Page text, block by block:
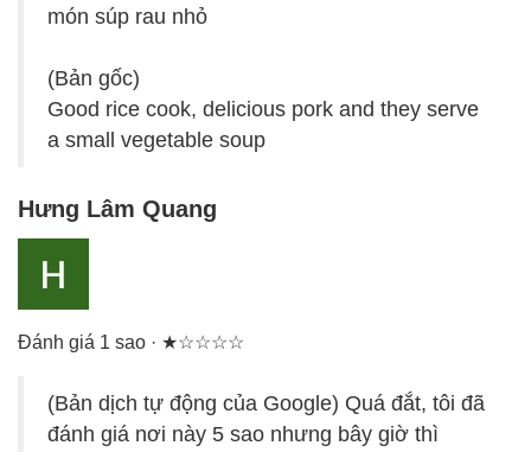
món súp rau nhỏ
(Bản gốc)
Good rice cook, delicious pork and they serve
a small vegetable soup
Hưng Lâm Quang
Đánh giá 1 sao · ★☆☆☆☆
(Bản dịch tự động của Google) Quá đắt, tôi đã
đánh giá nơi này 5 sao nhưng bây giờ thì